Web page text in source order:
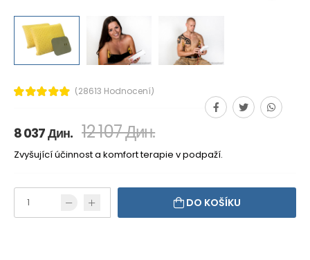
(28613 Hodnocení)
8 037 Дин. 12 107 Дин.
Zvyšující účinnost a komfort terapie v podpaží.
DO KOŠÍKU